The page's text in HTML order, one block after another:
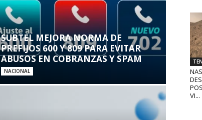
SUBTEL MEJORA NORMA DE
PREFIJOS 600 Y 809 PARA EVITAR
ABUSOS EN COBRANZAS Y SPAM
NACIONAL
VI...